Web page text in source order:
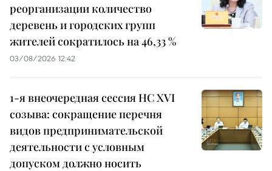
реорганизации количество
деревень и городских групп
жителей сократилось на 46,33 %
03/08/2026 12:42
1-я внеочередная сессия НС XVI
созыва: сокращение перечня
видов предпринимательской
деятельности с условным
допуском должно носить